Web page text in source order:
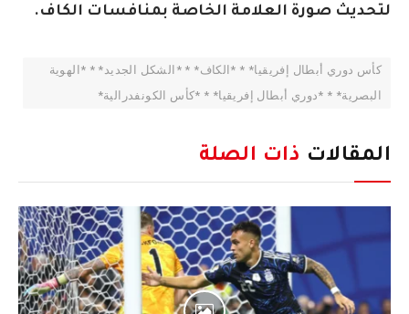
لتحديث صورة العلامة الخاصة بمنافسات الكاف.
كأس دوري أبطال إفريقيا* * *الكاف* * *الشكل الجديد* * *الهوية
البصرية* * *دوري أبطال إفريقيا* * *كأس الكونفدرالية*
المقالات ذات الصلة